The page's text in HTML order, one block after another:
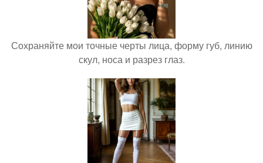
Сохраняйте мои точные черты лица, форму губ, линию
скул, носа и разрез глаз.